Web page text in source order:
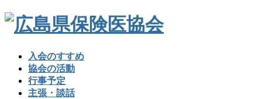
入会のすすめ
協会の活動
行事予定
主張・談話